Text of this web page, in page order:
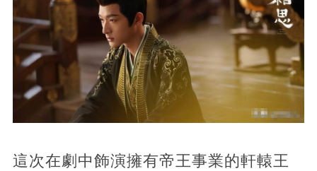
這次在劇中飾演擁有帝王事業的軒轅王